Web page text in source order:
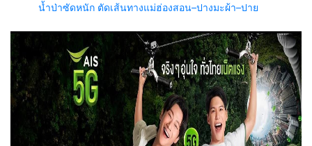
น้ำป่าซัดหนัก ตัดเส้นทางแม่ฮ่องสอน–ปางมะผ้า–ปาย